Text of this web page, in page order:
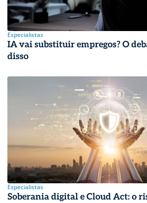
Especialistas
IA vai substituir empregos? O
disso
Especialistas
Soberania digital e Cloud Act: o